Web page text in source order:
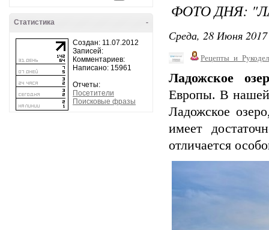
-
Статистика
Создан: 11.07.2012
Записей:
Комментариев:
Написано: 15961
Отчеты:
Посетители
Поисковые фразы
ФОТО ДНЯ:
Среда, 28 Июня
Ладожское
Европы. В нашей
Ладожское
имеет
отличается